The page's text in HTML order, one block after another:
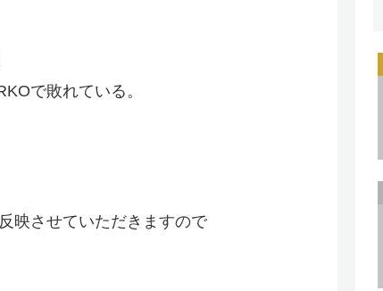
で敗れている。
映させていただきますので